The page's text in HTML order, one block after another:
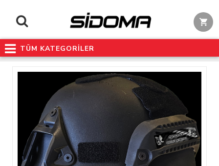
TÜM KATEGORİLER